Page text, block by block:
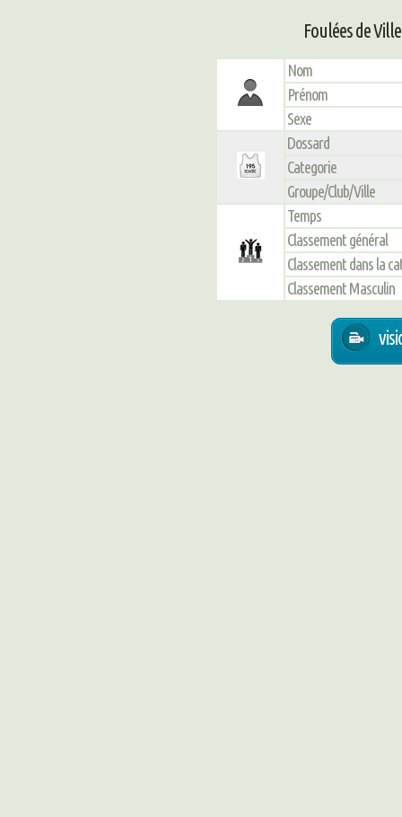
Foulées de
Nom
Prénom
Sexe
Dossard
Categorie
Groupe/Club/Ville
Temps
Classement général
Classement dans la
Classement Masculin